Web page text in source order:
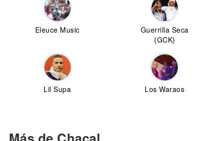
Eleuce Music
Guerrilla Seca
(GCK)
Lil Supa Los Waraos